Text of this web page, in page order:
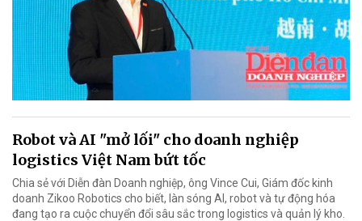
Robot và AI "mở lối" cho doanh nghiệp
logistics Việt Nam bứt tốc
Chia sẻ với Diễn đàn Doanh nghiệp, ông Vince Cui, Giám đốc kinh
doanh Zikoo Robotics cho biết, làn sóng AI, robot và tự động hóa
đang tạo ra cuộc chuyển đổi sâu sắc trong logistics và quản lý kho.